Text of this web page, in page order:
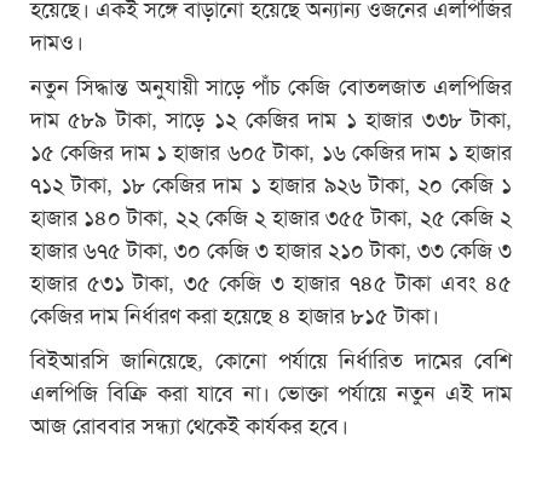
হয়েছে। একই সঙ্গে বাড়ানো হয়েছে অন্যান্য ওজনের এলপিজির
দামও।
নতুন সিদ্ধান্ত অনুযায়ী সাড়ে পাঁচ কেজি বোতলজাত এলপিজির
দাম ৫৮৯ টাকা, সাড়ে ১২ কেজির দাম ১ হাজার ৩৩৮ টাকা,
১৫ কেজির দাম ১ হাজার ৬০৫ টাকা, ১৬ কেজির দাম ১ হাজার
৭১২ টাকা, ১৮ কেজির দাম ১ হাজার ৯২৬ টাকা, ২০ কেজি ১
হাজার ১৪০ টাকা, ২২ কেজি ২ হাজার ৩৫৫ টাকা, ২৫ কেজি ২
হাজার ৬৭৫ টাকা, ৩০ কেজি ৩ হাজার ২১০ টাকা, ৩৩ কেজি ৩
হাজার ৫৩১ টাকা, ৩৫ কেজি ৩ হাজার ৭৪৫ টাকা এবং ৪৫
কেজির দাম নির্ধারণ করা হয়েছে ৪ হাজার ৮১৫ টাকা।
বিইআরসি জানিয়েছে, কোনো পর্যায়ে নির্ধারিত দামের বেশি
এলপিজি বিক্রি করা যাবে না। ভোক্তা পর্যায়ে নতুন এই দাম
আজ রোববার সন্ধ্যা থেকেই কার্যকর হবে।